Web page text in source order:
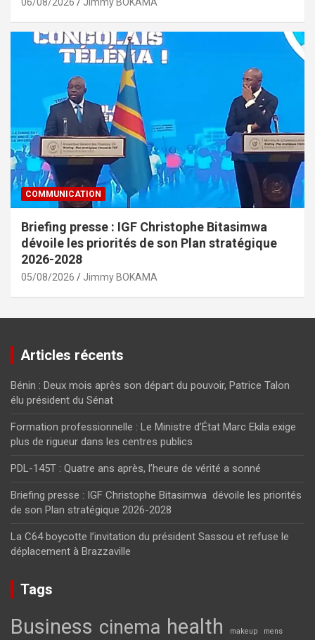
06/08/2026 Jimmy BOKAMA
COMMUNICATION
Briefing presse : IGF Christophe Bitasimwa
dévoile les priorités de son Plan stratégique
2026-2028
05/08/2026 Jimmy BOKAMA
Articles récents
Bénin : Deux mois après son départ du pouvoir, Patrice Talon
élu président du Sénat
Formation professionnelle : Le Ministre d’État Marc Ekila exige
plus de rigueur dans les centres publics
PDL-145T : Quatre ans après, l’heure de vérité a sonné
Briefing presse : IGF Christophe Bitasimwa dévoile les priorités
de son Plan stratégique 2026-2028
La C64 boycotte l’invitation du président Sassou et refuse le
déplacement à Brazzaville
Tags
Business cinema health makeup mens